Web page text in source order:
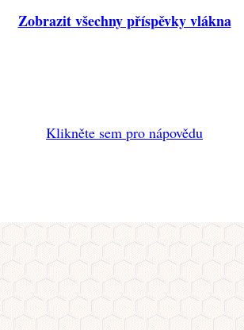
Zobrazit všechny příspěvky vlákna
Klikněte sem pro nápovědu